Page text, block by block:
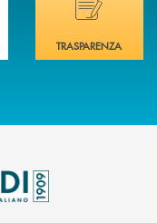
TRASPARENZA